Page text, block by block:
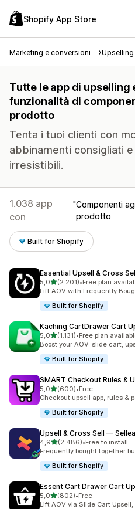
Shopify App Store
Marketing e conversioni
Tutte le app di upselling
funzionalità di
prodotto
Tenta i tuoi clienti con
abbinamenti consigliati
irresistibili.
1.038 app
con
Componenti
prodotto
Built for Shopify
Essential Upsell & Cross
5,0stelle su 5
(2.201)
2201 recensioni totali
•Free plan
Lift AOV with Frequently
Built for Shopify
Kaching CartDrawer Cart
5,0stelle su 5
(1.131)
1131 recensioni totali
•Free plan
Boost your AOV: slide cart,
Built for Shopify
SMART Checkout Rules &
5,0stelle su 5
(600)
600 recensioni totali
•Free
Checkout upsell app, rules &
Built for Shopify
Upsell & Cross Sell —
4,9stelle su 5
(2.486)
2486 recensioni totali
•Free to install
Frequently bought together
Built for Shopify
Essent Cart Drawer Cart
5,0stelle su 5
(802)
802 recensioni totali
•Free
Lift AOV via Slide Cart